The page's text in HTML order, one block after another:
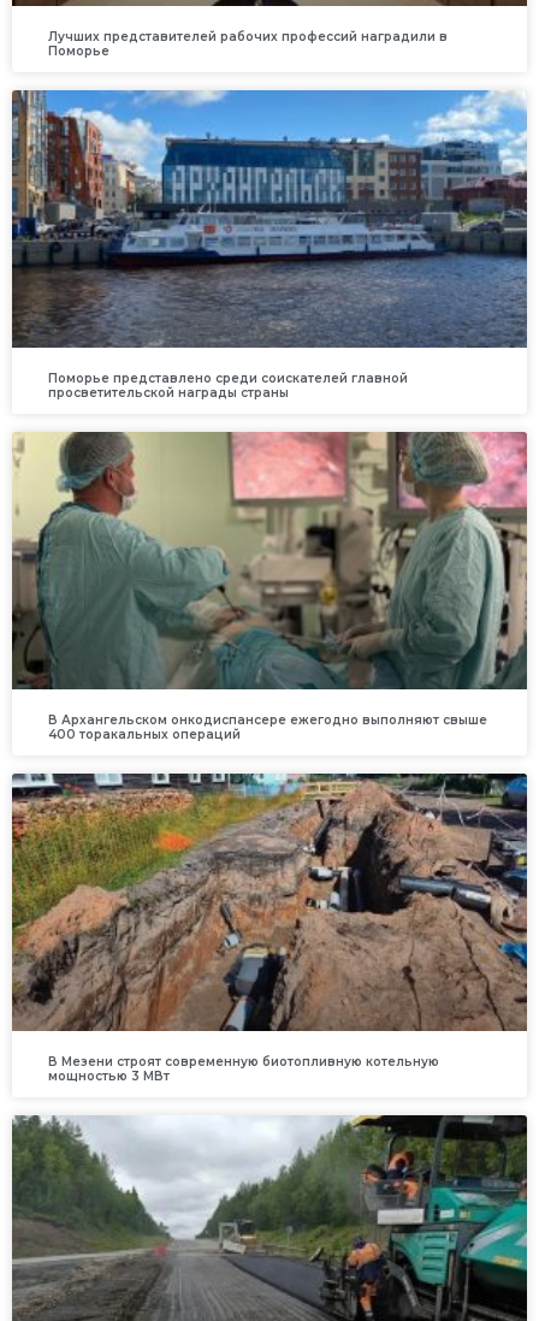
Лучших представителей рабочих профессий наградили в
Поморье
Поморье представлено среди соискателей главной
просветительской награды страны
В Архангельском онкодиспансере ежегодно выполняют свыше
400 торакальных операций
В Мезени строят современную биотопливную котельную
мощностью 3 МВт